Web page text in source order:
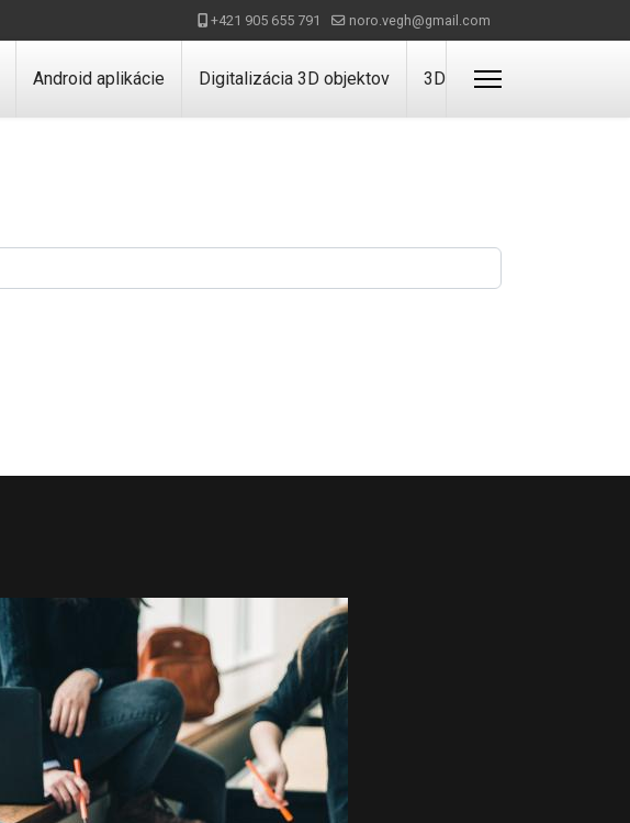
+421 905 655 791 noro.vegh@gmail.com
Android aplikácie Digitalizácia 3D objektov 3D